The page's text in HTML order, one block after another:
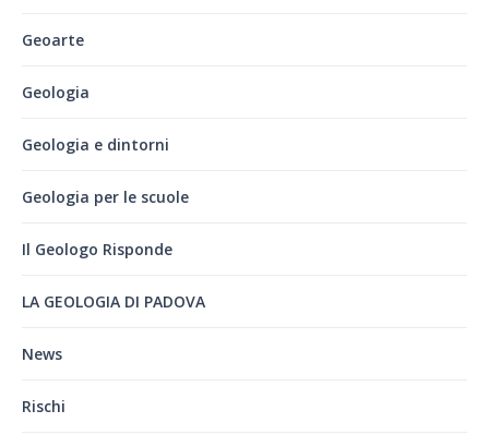
Geoarte
Geologia
Geologia e dintorni
Geologia per le scuole
Il Geologo Risponde
LA GEOLOGIA DI PADOVA
News
Rischi